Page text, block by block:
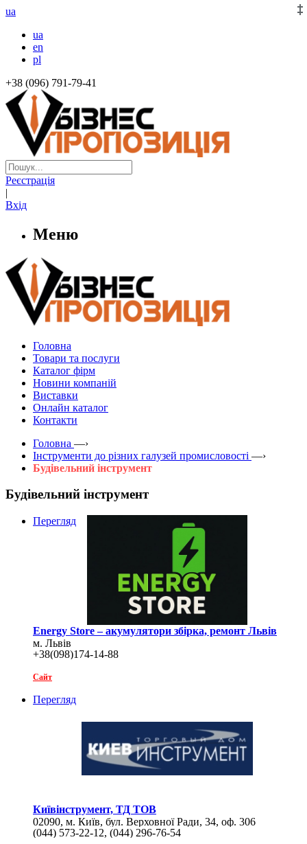
ua
ua
en
pl
+38 (096) 791-79-41
Реєстрація
|
Вхід
Меню
Головна
Товари та послуги
Каталог фірм
Новини компаній
Виставки
Онлайн каталог
Контакти
Головна —›
Інструменти до різних галузей промисловості —›
Будівельний інструмент
Будівельний інструмент
Перегляд
Еnergy Store – акумулятори збірка, ремонт Львів
м. Львів
+38(098)174-14-88
Сайт
Перегляд
Київінструмент, ТД ТОВ
02090, м. Київ, бул. Верховної Ради, 34, оф. 306
(044) 573-22-12, (044) 296-76-54